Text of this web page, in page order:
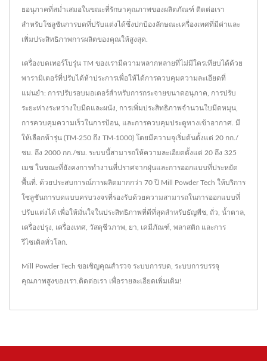
ยอนุภาคที่สม่ำเสมอในขณะที่รักษาคุณภาพของผลิตภัณฑ์ ติดต่อเรา
สำหรับโซลูชันการบดที่ปรับแต่งได้ซึ่งปกป้องลักษณะเครื่องเทศที่มีค่าและ
เพิ่มประสิทธิภาพการผลิตของคุณให้สูงสุด.
เครื่องบดเทอร์โบรุ่น TM ของเรามีความหลากหลายที่ไม่มีใครเทียบได้ด้วย
พารามิเตอร์ที่ปรับได้ห้าประการเพื่อให้ได้การควบคุมความละเอียดที่
แม่นยำ: การปรับรอบมอเตอร์สำหรับการกระจายขนาดอนุภาค, การปรับ
ระยะห่างระหว่างใบมีดและผนัง, การเพิ่มประสิทธิภาพจำนวนใบมีดหมุน,
การควบคุมความเร็วในการป้อน, และการควบคุมประตูทางเข้าอากาศ. มี
ให้เลือกห้ารุ่น (TM-250 ถึง TM-1000) โดยมีความจุเริ่มต้นตั้งแต่ 20 กก./
ชม. ถึง 2000 กก./ชม. ระบบนี้สามารถให้ความละเอียดตั้งแต่ 20 ถึง 325
เมช ในขณะที่ยังคงการทำงานที่ปราศจากฝุ่นและการออกแบบที่ประหยัด
พื้นที่. ด้วยประสบการณ์การผลิตมากกว่า 70 ปี Mill Powder Tech ให้บริการ
โซลูชันการบดแบบครบวงจรที่รองรับด้วยความสามารถในการออกแบบที่
ปรับแต่งได้ เพื่อให้มั่นใจในประสิทธิภาพที่ดีที่สุดสำหรับธัญพืช, ถั่ว, น้ำตาล,
เครื่องปรุง, เครื่องเทศ, วัสดุชีวภาพ, ยา, เคมีภัณฑ์, พลาสติก และการ
รีไซเคิลทั่วโลก.
Mill Powder Tech ขอเชิญคุณสำรวจ ระบบการบด ระบบการบรรจุ
คุณภาพสูงของเรา. ติดต่อเรา เพื่อรายละเอียดเพิ่มเติม!